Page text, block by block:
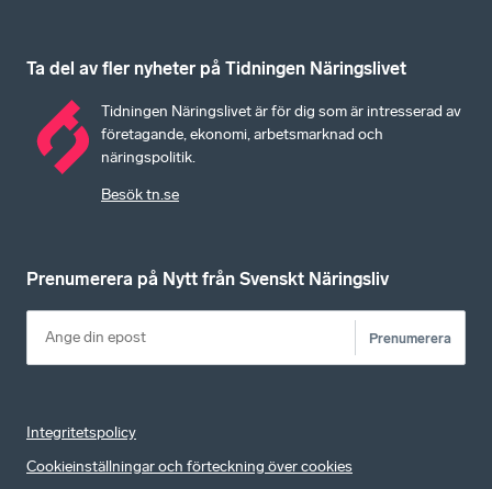
Ta del av fler nyheter på Tidningen Näringslivet
Tidningen Näringslivet är för dig som är intresserad av
företagande, ekonomi, arbetsmarknad och
näringspolitik.
Besök tn.se
Prenumerera på Nytt från Svenskt Näringsliv
Prenumerera
Integritetspolicy
Cookieinställningar och förteckning över cookies